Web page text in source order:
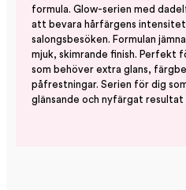
formula. Glow-serien med
att bevara hårfärgens intensitet
salongsbesöken. Formulan
mjuk, skimrande finish. Perfekt
som behöver extra glans,
påfrestningar. Serien för dig
glänsande och nyfärgat resultat